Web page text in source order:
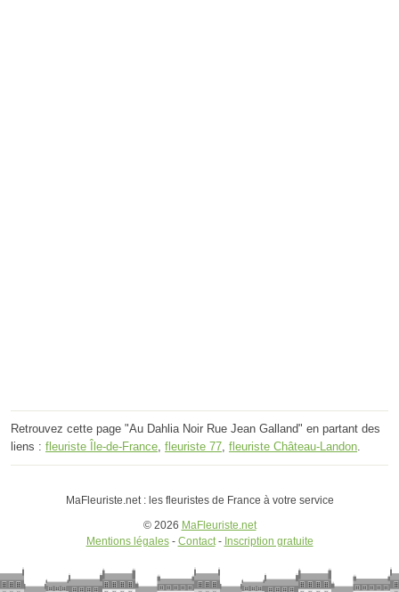
Retrouvez cette page "Au Dahlia Noir Rue Jean Galland" en partant des
liens : fleuriste Île-de-France, fleuriste 77, fleuriste Château-Landon.
MaFleuriste.net : les fleuristes de France à votre service
© 2026 MaFleuriste.net
Mentions légales- Contact- Inscription gratuite